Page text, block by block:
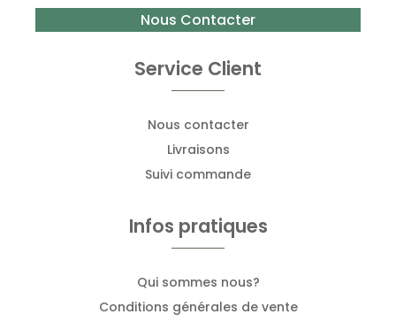
Nous Contacter
Service Client
Nous contacter
Livraisons
Suivi commande
Infos pratiques
Qui sommes nous?
Conditions générales de vente